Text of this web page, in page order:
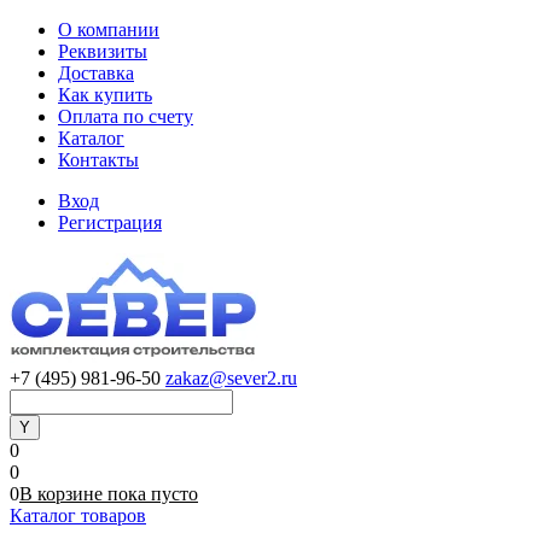
О компании
Реквизиты
Доставка
Как купить
Оплата по счету
Каталог
Контакты
Вход
Регистрация
+7 (495) 981-96-50 zakaz@sever2.ru
0
0
0В корзине пока пусто
Каталог товаров